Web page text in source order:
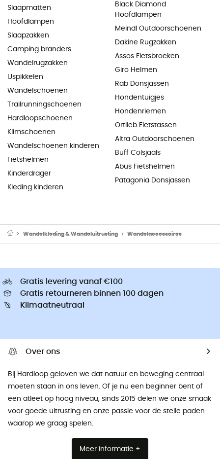
Slaapmatten
Hoofdlampen
Slaapzakken
Camping branders
Wandelrugzakken
IJspikkelen
Wandelschoenen
Trailrunningschoenen
Hardloopschoenen
Klimschoenen
Wandelschoenen kinderen
Fietshelmen
Kinderdrager
Kleding kinderen
Black Diamond
Hoofdlampen
Meindl Outdoorschoenen
Dakine Rugzakken
Assos Fietsbroeken
Giro Helmen
Rab Donsjassen
Hondentuigjes
Hondenriemen
Ortlieb Fietstassen
Altra Outdoorschoenen
Buff Colsjaals
Abus Fietshelmen
Patagonia Donsjassen
Wandelkleding & Wandeluitrusting Wandelaccessoires
Gratis levering vanaf €100
Gratis retourneren binnen 100 dagen
Klimaatneutraal
Over ons
Bij Hardloop geloven we dat natuur en beweging centraal
moeten staan ​​in ons leven. Of je nu een beginner bent of
een atleet op hoog niveau, sinds 2015 delen we onze smaak
voor goede uitrusting en onze passie voor de steile paden
waarop we graag spelen.
Meer informatie +